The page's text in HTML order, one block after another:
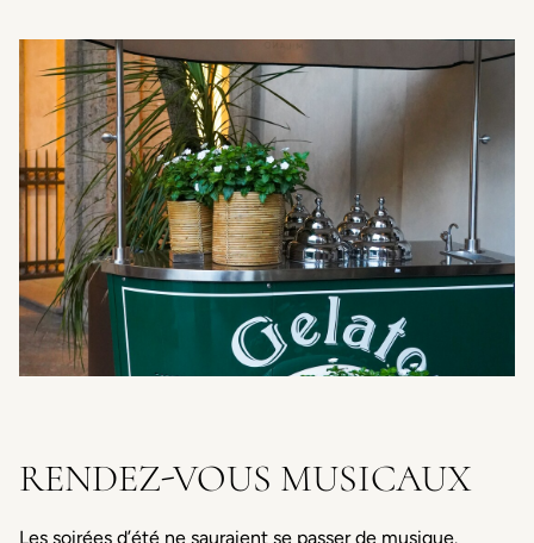
RENDEZ-VOUS MUSICAUX
Les soirées d’été ne sauraient se passer de musique.